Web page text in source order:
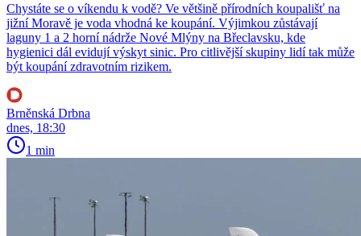
Chystáte se o víkendu k vodě? Ve většině přírodních koupališť na
jižní Moravě je voda vhodná ke koupání. Výjimkou zůstávají
laguny 1 a 2 horní nádrže Nové Mlýny na Břeclavsku, kde
hygienici dál evidují výskyt sinic. Pro citlivější skupiny lidí tak může
být koupání zdravotním rizikem.
Brněnská Drbna
dnes, 18:30
1 min